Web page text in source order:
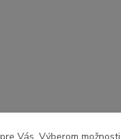
Vás. Výberom možnosti